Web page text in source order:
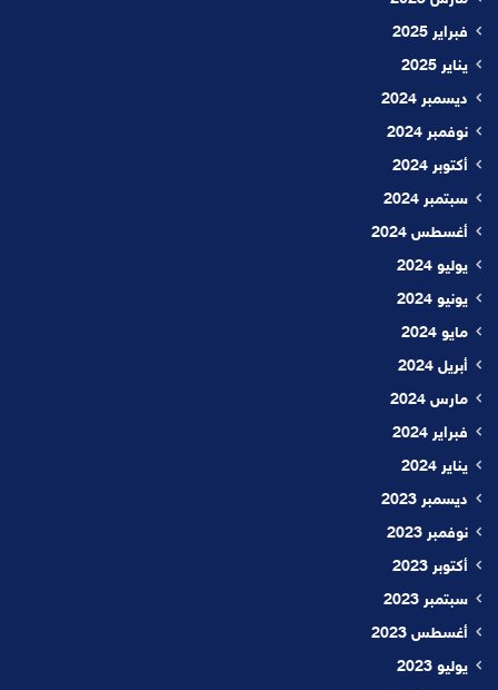
فبراير 2025
يناير 2025
ديسمبر 2024
نوفمبر 2024
أكتوبر 2024
سبتمبر 2024
أغسطس 2024
يوليو 2024
يونيو 2024
مايو 2024
أبريل 2024
مارس 2024
فبراير 2024
يناير 2024
ديسمبر 2023
نوفمبر 2023
أكتوبر 2023
سبتمبر 2023
أغسطس 2023
يوليو 2023